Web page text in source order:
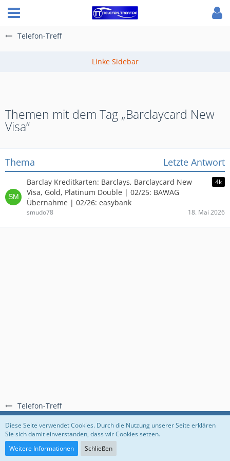
Telefon-Treff
Telefon-Treff
Themen mit dem Tag „Barclaycard New
Visa“
Thema Letzte Antwort
Barclay Kreditkarten: Barclays, Barclaycard New
Visa, Gold, Platinum Double | 02/25: BAWAG
Übernahme | 02/26: easybank
4k
smudo78 18. Mai 2026
Regeln Datenschutzerklärung Impressum
Community-Software:
Diese Seite verwendet Cookies. Durch die Nutzung unserer Seite erklären
Sie sich damit einverstanden, dass wir Cookies setzen.
Weitere Informationen
Schließen